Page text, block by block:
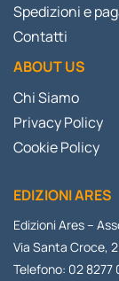
Spedizioni e
Contatti
ABOUT US
Chi Siamo
Privacy Policy
Cookie Policy
EDIZIONI ARES
Edizioni Ares –
Via Santa Croce,
Telefono: 02 8277